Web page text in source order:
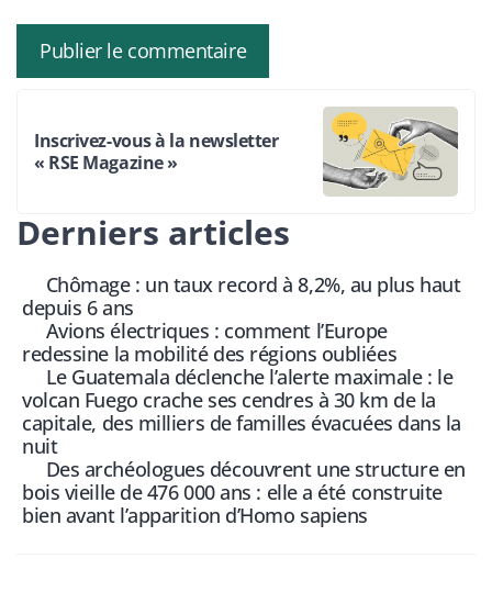
Inscrivez-vous à la newsletter
« RSE Magazine »
Derniers articles
Chômage : un taux record à 8,2%, au plus haut
depuis 6 ans
Avions électriques : comment l’Europe
redessine la mobilité des régions oubliées
Le Guatemala déclenche l’alerte maximale : le
volcan Fuego crache ses cendres à 30 km de la
capitale, des milliers de familles évacuées dans la
nuit
Des archéologues découvrent une structure en
bois vieille de 476 000 ans : elle a été construite
bien avant l’apparition d’Homo sapiens